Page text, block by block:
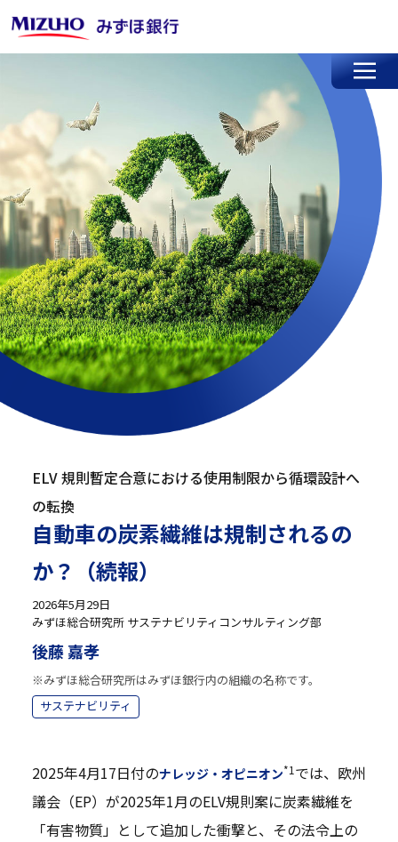
ELV 規則暫定合意における使用制限から循環設計へ
の転換
自動車の炭素繊維は規制されるの
か？（続報）
2026年5月29日
みずほ総合研究所 サステナビリティコンサルティング部
後藤 嘉孝
※みずほ総合研究所はみずほ銀行内の組織の名称です。
サステナビリティ
2025年4月17日付のナレッジ・オピニオン*1 では、欧州
議会（EP）が2025年1月のELV規則案に炭素繊維を
「有害物質」として追加した衝撃と、その法令上の